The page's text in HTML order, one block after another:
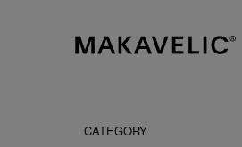
CATEGORY